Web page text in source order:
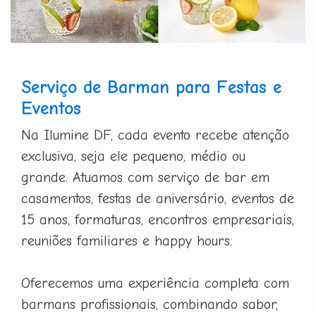
Serviço de Barman para Festas e
Eventos
Na Ilumine DF, cada evento recebe atenção
exclusiva, seja ele pequeno, médio ou
grande. Atuamos com serviço de bar em
casamentos, festas de aniversário, eventos de
15 anos, formaturas, encontros empresariais,
reuniões familiares e happy hours.
Oferecemos uma experiência completa com
barmans profissionais, combinando sabor,